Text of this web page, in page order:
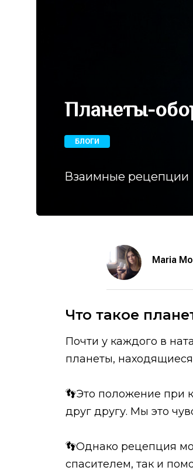
Планеты-
БЛОГИ
Взаимные рецепции
Maria
Что такое
Почти у каждого в
планеты,
👣Это положение при
друг другу. Мы это
👣Однако рецепция
спасителем, так и